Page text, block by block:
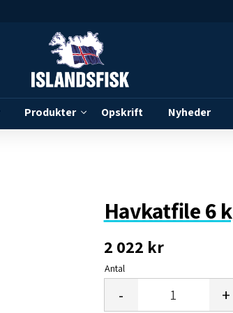
Produkter Opskrift Nyheder
Havkatfile 6
2 022 kr
Antal
+
-